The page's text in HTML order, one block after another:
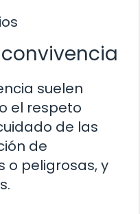
suelen
el respeto
de las
de
o peligrosas, y